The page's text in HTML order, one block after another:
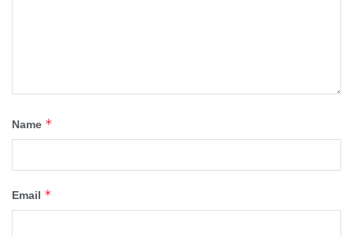
Name *
Email *